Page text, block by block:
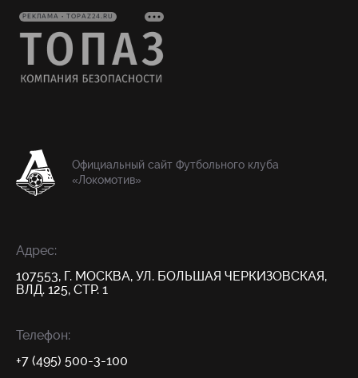
РЕКЛАМА • TOPAZ24.RU
Официальный сайт Футбольного клуба
«Локомотив»
Адрес:
107553, Г. МОСКВА, УЛ. БОЛЬШАЯ ЧЕРКИЗОВСКАЯ,
ВЛД. 125, СТР. 1
Телефон:
+7 (495) 500-3-100